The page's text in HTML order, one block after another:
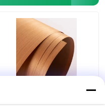
Διακοσμητικό φινέρι